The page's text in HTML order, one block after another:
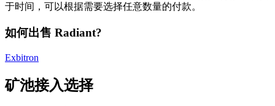
于时间，可以根据需要选择任意数量的付款。
如何出售 Radiant?
Exbitron
矿池接入选择